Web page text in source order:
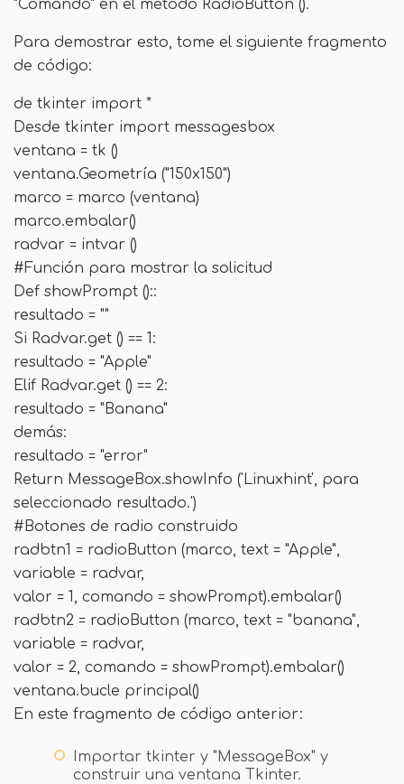
"Comando" en el método RadioButton ().
Para demostrar esto, tome el siguiente fragmento
de código:
de tkinter import *
Desde tkinter import messagesbox
ventana = tk ()
ventana.Geometría ("150x150")
marco = marco (ventana)
marco.embalar()
radvar = intvar ()
#Función para mostrar la solicitud
Def showPrompt ()::
resultado = ""
Si Radvar.get () == 1:
resultado = "Apple"
Elif Radvar.get () == 2:
resultado = "Banana"
demás:
resultado = "error"
Return MessageBox.showInfo ('Linuxhint', para
seleccionado resultado.')
#Botones de radio construido
radbtn1 = radioButton (marco, text = "Apple",
variable = radvar,
valor = 1, comando = showPrompt).embalar()
radbtn2 = radioButton (marco, text = "banana",
variable = radvar,
valor = 2, comando = showPrompt).embalar()
ventana.bucle principal()
En este fragmento de código anterior:
Importar tkinter y "MessageBox" y
construir una ventana Tkinter.